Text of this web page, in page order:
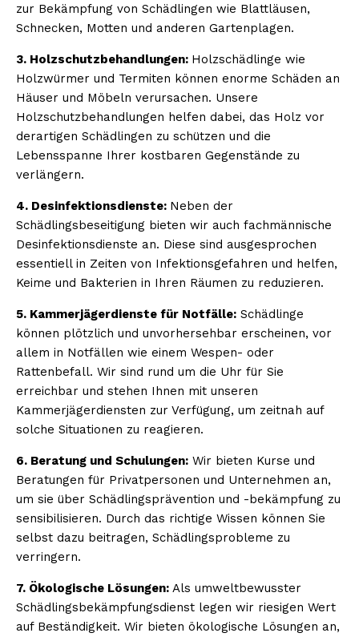
zur Bekämpfung von Schädlingen wie Blattläusen,
Schnecken, Motten und anderen Gartenplagen.
3. Holzschutzbehandlungen: Holzschädlinge wie
Holzwürmer und Termiten können enorme Schäden an
Häuser und Möbeln verursachen. Unsere
Holzschutzbehandlungen helfen dabei, das Holz vor
derartigen Schädlingen zu schützen und die
Lebensspanne Ihrer kostbaren Gegenstände zu
verlängern.
4. Desinfektionsdienste: Neben der
Schädlingsbeseitigung bieten wir auch fachmännische
Desinfektionsdienste an. Diese sind ausgesprochen
essentiell in Zeiten von Infektionsgefahren und helfen,
Keime und Bakterien in Ihren Räumen zu reduzieren.
5. Kammerjägerdienste für Notfälle: Schädlinge
können plötzlich und unvorhersehbar erscheinen, vor
allem in Notfällen wie einem Wespen- oder
Rattenbefall. Wir sind rund um die Uhr für Sie
erreichbar und stehen Ihnen mit unseren
Kammerjägerdiensten zur Verfügung, um zeitnah auf
solche Situationen zu reagieren.
6. Beratung und Schulungen: Wir bieten Kurse und
Beratungen für Privatpersonen und Unternehmen an,
um sie über Schädlingsprävention und -bekämpfung zu
sensibilisieren. Durch das richtige Wissen können Sie
selbst dazu beitragen, Schädlingsprobleme zu
verringern.
7. Ökologische Lösungen: Als umweltbewusster
Schädlingsbekämpfungsdienst legen wir riesigen Wert
auf Beständigkeit. Wir bieten ökologische Lösungen an,